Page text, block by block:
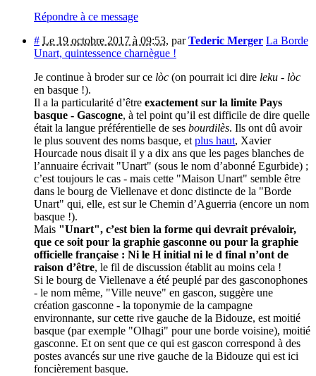
Répondre à ce message
# Le 19 octobre 2017 à 09:53, parTederic Merger La Borde
Unart, quintessence charnègue !
Je continue à broder sur ce lòc (on pourrait ici dire leku - lòc
en basque !).
Il a la particularité d’être exactement sur la limite Pays
basque - Gascogne, à tel point qu’il est difficile de dire quelle
était la langue préférentielle de ses bourdilès. Ils ont dû avoir
le plus souvent des noms basque, et plus haut, Xavier
Hourcade nous disait il y a dix ans que les pages blanches de
l’annuaire écrivait "Unart" (sous le nom d’abonné Egurbide) ;
c’est toujours le cas - mais cette "Maison Unart" semble être
dans le bourg de Viellenave et donc distincte de la "Borde
Unart" qui, elle, est sur le Chemin d’Aguerria (encore un nom
basque !).
Mais "Unart", c’est bien la forme qui devrait prévaloir,
que ce soit pour la graphie gasconne ou pour la graphie
officielle française : Ni le H initial ni le d final n’ont de
raison d’être, le fil de discussion établit au moins cela !
Si le bourg de Viellenave a été peuplé par des gasconophones
- le nom même, "Ville neuve" en gascon, suggère une
création gasconne - la toponymie de la campagne
environnante, sur cette rive gauche de la Bidouze, est moitié
basque (par exemple "Olhagi" pour une borde voisine), moitié
gasconne. Et on sent que ce qui est gascon correspond à des
postes avancés sur une rive gauche de la Bidouze qui est ici
foncièrement basque.